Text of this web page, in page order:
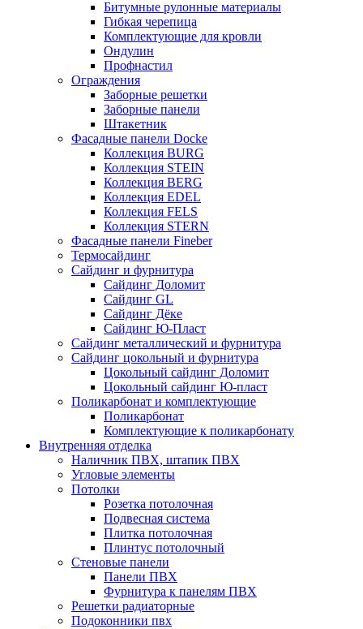
Битумные рулонные материалы
Гибкая черепица
Комплектующие для кровли
Ондулин
Профнастил
Ограждения
Заборные решетки
Заборные панели
Штакетник
Фасадные панели Docke
Коллекция BURG
Коллекция STEIN
Коллекция BERG
Коллекция EDEL
Коллекция FELS
Коллекция STERN
Фасадные панели Fineber
Термосайдинг
Сайдинг и фурнитура
Сайдинг Доломит
Сайдинг GL
Сайдинг Дёке
Сайдинг Ю-Пласт
Сайдинг металлический и фурнитура
Сайдинг цокольный и фурнитура
Цокольный сайдинг Доломит
Цокольный сайдинг Ю-пласт
Поликарбонат и комплектующие
Поликарбонат
Комплектующие к поликарбонату
Внутренняя отделка
Наличник ПВХ, штапик ПВХ
Угловые элементы
Потолки
Розетка потолочная
Подвесная система
Плитка потолочная
Плинтус потолочный
Стеновые панели
Панели ПВХ
Фурнитура к панелям ПВХ
Решетки радиаторные
Подоконники пвх